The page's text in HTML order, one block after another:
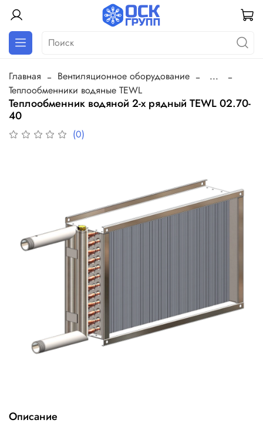
Главная Вентиляционное оборудование
...
Теплообменники водяные TEWL
Теплообменник водяной 2-х рядный TEWL 02.70-
40
(0)
Описание